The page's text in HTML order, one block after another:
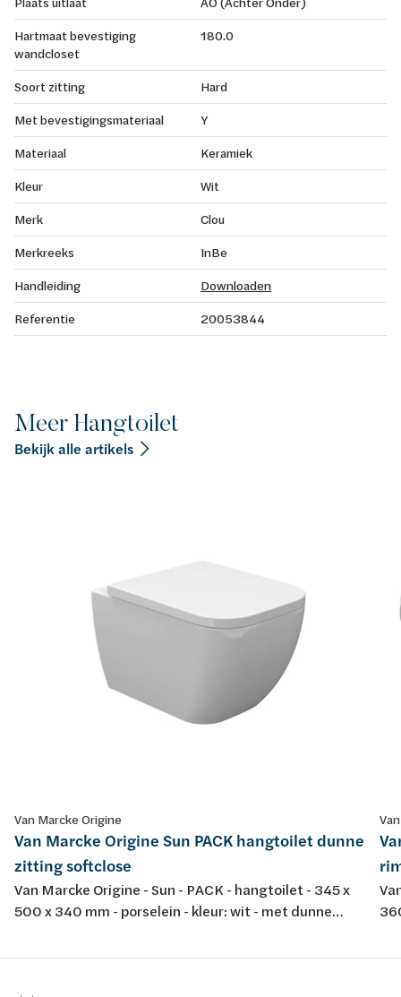
Hartmaat bevestiging
wandcloset
180.0
Soort zitting
Hard
Met bevestigingsmateriaal
Y
Materiaal
Keramiek
Kleur
Wit
Merk
Clou
Merkreeks
InBe
Handleiding
Downloaden
Referentie
20053844
Meer Hangtoilet
Bekijk alle artikels
Van Marcke Origine
Van Marcke Origine Sun PACK hangtoilet dunne
zitting softclose
Van Marcke Origine - Sun - PACK - hangtoilet - 345 x
500 x 340 mm - porselein - kleur: wit - met dunne